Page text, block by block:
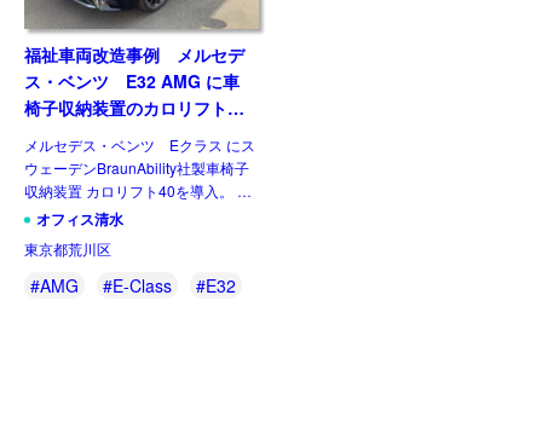
福祉車両改造事例 メルセデ
ス・ベンツ E32 AMG に車
椅子収納装置のカロリフト40
を後付け改造
メルセデス・ベンツ Eクラス にス
ウェーデンBraunAbility社製車椅子
収納装置 カロリフト40を導入。 手
動・電動車イスを安全にクルマに積
トです。電動でアシストしてくれる
ので、積み […]
オフィス清水
東京都荒川区
#AMG #E-Class #E32